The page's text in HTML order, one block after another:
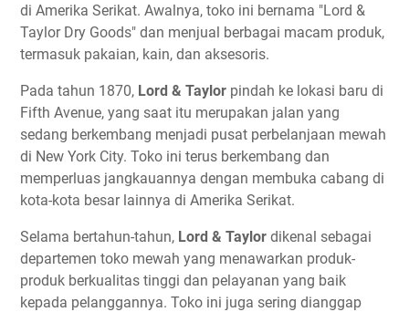
di Amerika Serikat. Awalnya, toko ini bernama "Lord &
Taylor Dry Goods" dan menjual berbagai macam produk,
termasuk pakaian, kain, dan aksesoris.
Pada tahun 1870, Lord & Taylor pindah ke lokasi baru di
Fifth Avenue, yang saat itu merupakan jalan yang
sedang berkembang menjadi pusat perbelanjaan mewah
di New York City. Toko ini terus berkembang dan
memperluas jangkauannya dengan membuka cabang di
kota-kota besar lainnya di Amerika Serikat.
Selama bertahun-tahun, Lord & Taylor dikenal sebagai
departemen toko mewah yang menawarkan produk-
produk berkualitas tinggi dan pelayanan yang baik
kepada pelanggannya. Toko ini juga sering dianggap